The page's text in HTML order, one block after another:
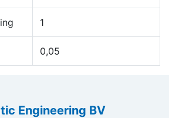
1
0,05
Engineering BV